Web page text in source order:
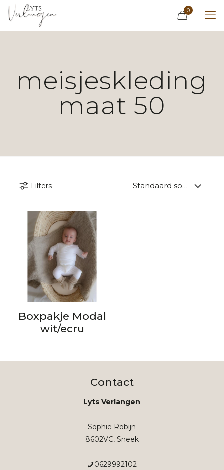
0
meisjeskleding
maat 50
Filters
Boxpakje Modal
wit/ecru
Contact
Lyts Verlangen
Sophie Robijn
8602VC, Sneek
0629992102